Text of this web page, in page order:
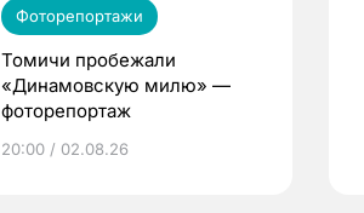
Фоторепортажи
Томичи пробежали
«Динамовскую милю» —
фоторепортаж
20:00 / 02.08.26